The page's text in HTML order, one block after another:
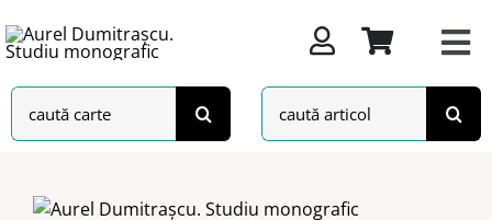
to
Search
for:
Search
for: